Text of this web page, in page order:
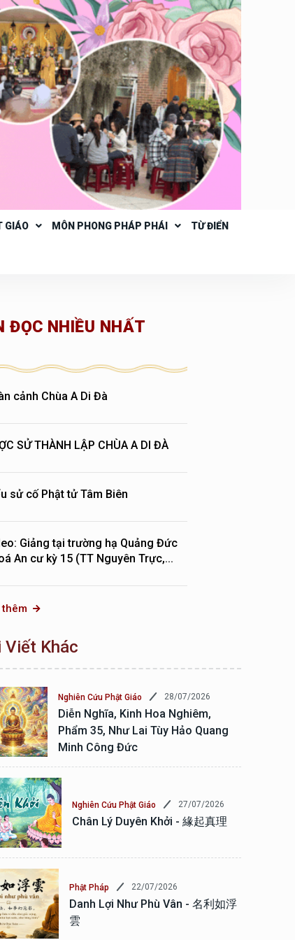
GIÁO MÔN PHONG PHÁP PHÁI TỪ ĐIỂN
ĐỌC NHIỀU NHẤT
cảnh Chùa A Di Đà
SỬ THÀNH LẬP CHÙA A DI ĐÀ
sử cố Phật tử Tâm Biên
Giảng tại trường hạ Quảng Đức
An cư kỳ 15 (TT Nguyên Trực,...
thêm
Viết Khác
Nghiên Cứu Phật Giáo 28/07/2026
Diễn Nghĩa, Kinh Hoa Nghiêm,
Phẩm 35, Như Lai Tùy Hảo Quang
Minh Công Đức
Nghiên Cứu Phật Giáo 27/07/2026
Chân Lý Duyên Khởi - 緣起真理
Phật Pháp 22/07/2026
Danh Lợi Như Phù Vân - 名利如浮
雲